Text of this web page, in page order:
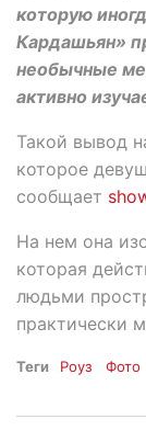
которую
Кардашьян»
необычные
активно
Такой вывод
которое
сообщает
На нем она
которая
людьми
практически
Теги Роуз Фото